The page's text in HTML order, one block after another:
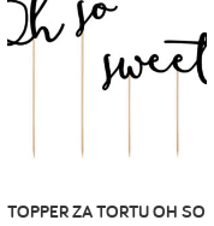
TOPPER ZA TORTU OH SO